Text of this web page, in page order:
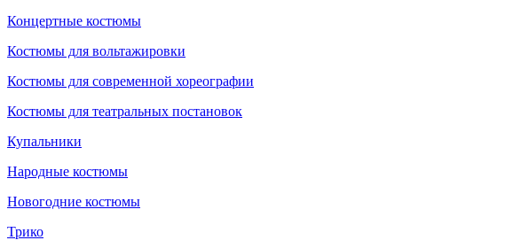
Концертные костюмы
Костюмы для вольтажировки
Костюмы для современной хореографии
Костюмы для театральных постановок
Купальники
Народные костюмы
Новогодние костюмы
Трико